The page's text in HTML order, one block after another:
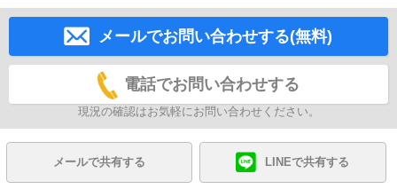
メールでお問い合わせする(無料)
電話でお問い合わせする
現況の確認はお気軽にお問い合わせください。
メールで共有する LINEで共有する